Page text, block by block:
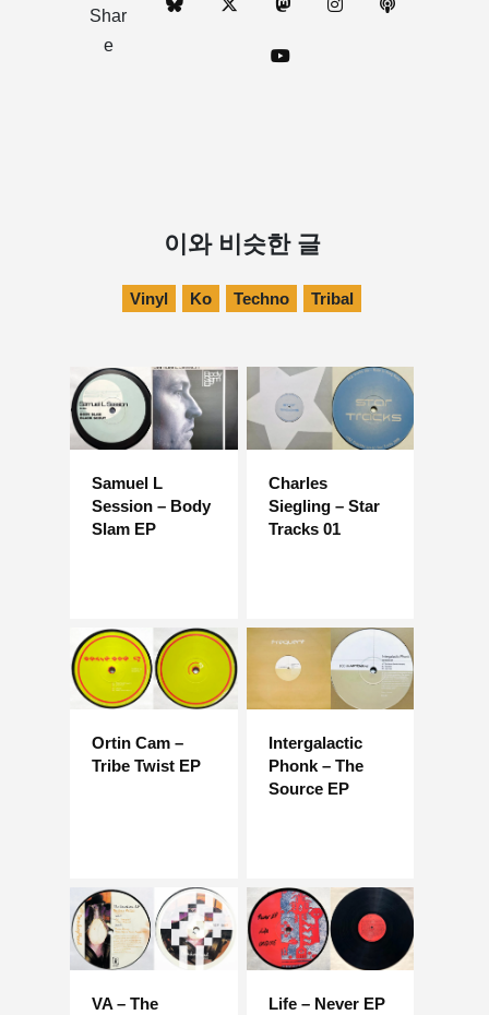
Shar
e
이와 비슷한 글
Vinyl Ko Techno Tribal
Samuel L
Session – Body
Slam EP
Charles
Siegling – Star
Tracks 01
Ortin Cam –
Tribe Twist EP
Intergalactic
Phonk – The
Source EP
VA – The
Life – Never EP